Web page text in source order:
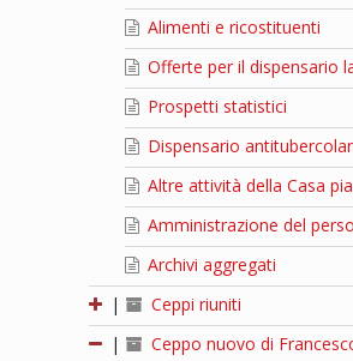
Alimenti e ricostituenti
Offerte per il dispensario
Prospetti statistici
Dispensario
Altre attività della Casa pia
Amministrazione del
Archivi aggregati
|
Ceppi riuniti
|
Ceppo nuovo di